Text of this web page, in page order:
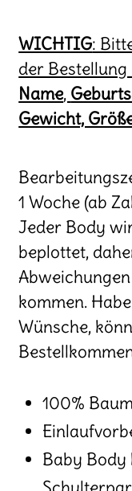
WICHTIG:
der
Name,
Gewicht,
1 Woche (ab
Jeder Body
beplottet,
kommen.
Wünsche,
100%
Baby